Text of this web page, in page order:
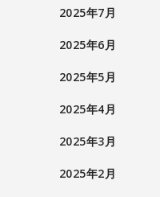
2025年7月
2025年6月
2025年5月
2025年4月
2025年3月
2025年2月